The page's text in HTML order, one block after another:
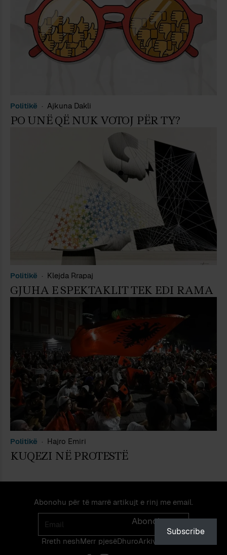
Politikë Ajkuna Dakli
PO UNË QË NUK VOTOJ PËR TY?
Politikë Klejda Rrapaj
GJUHA E SPEKTAKLIT TEK EDI RAMA
Politikë Hajro Emiri
KUQEZI NË PROTESTË
Abonohu për të marrë artikujt e rinj me email.
Email
Abonohu
Rreth neshMerr pjes​​ë​DhuroArkivi
Subscribe